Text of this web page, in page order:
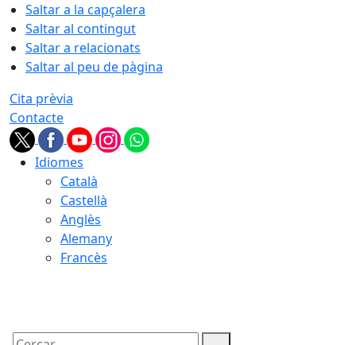
Saltar a la capçalera
Saltar al contingut
Saltar a relacionats
Saltar al peu de pàgina
Cita prèvia
Contacte
Idiomes
Català
Castellà
Anglès
Alemany
Francès